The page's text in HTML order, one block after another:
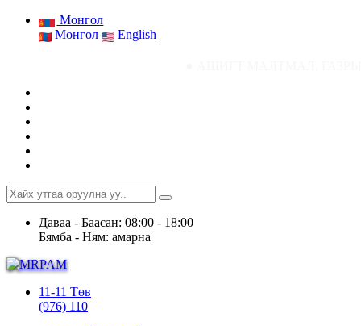
Монгол
Монгол
English
Даваа - Баасан: 08:00 - 18:00
Бямба - Ням: амарна
11-11 Төв
(976) 110